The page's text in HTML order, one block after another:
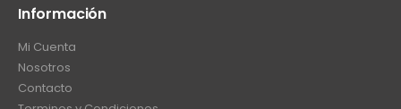
Información
Mi Cuenta
Nosotros
Contacto